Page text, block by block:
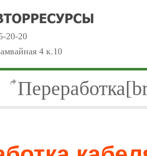
20-20
4 к.10